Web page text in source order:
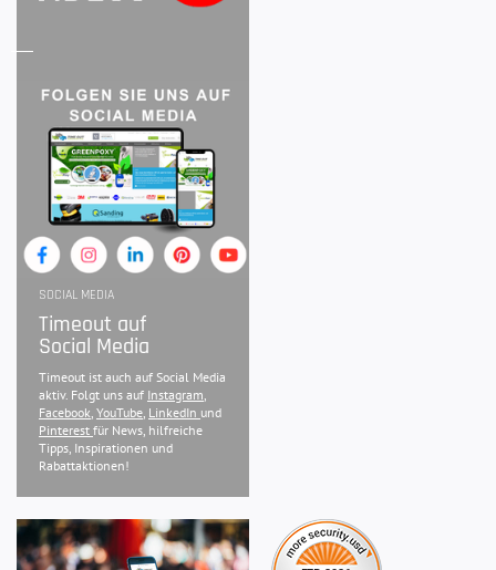
SOCIAL MEDIA
Timeout auf
Social Media
Timeout ist auch auf Social Media
aktiv. Folgt uns auf Instagram,
Facebook, YouTube, LinkedIn und
Pinterest für News, hilfreiche
Tipps, Inspirationen und
Rabattaktionen!